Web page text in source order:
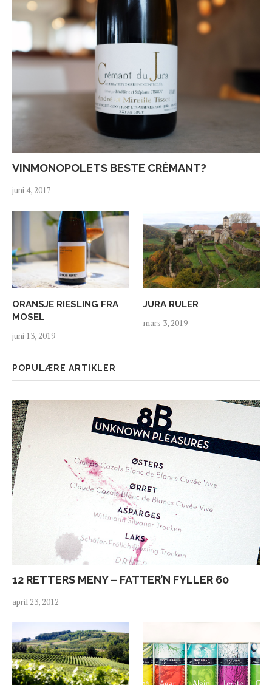
VINMONOPOLETS BESTE CRÉMANT?
juni 4, 2017
ORANSJE RIESLING FRA
MOSEL
juni 13, 2019
JURA RULER
mars 3, 2019
POPULÆRE ARTIKLER
12 RETTERS MENY – FATTER’N FYLLER 60
april 23, 2012